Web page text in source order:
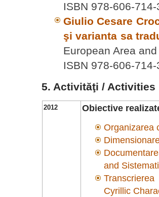
ISBN 978-606-
Giulio Cesare
şi varianta sa
European Area
ISBN 978-606-
5. Activităţi / Activities
2012
Obiective
Organizarea
and
Cyrillic